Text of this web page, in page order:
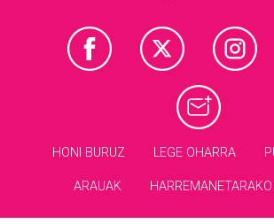
HONI BURUZ LEGE OHARRA
ARAUAK HARREMANETARAKO